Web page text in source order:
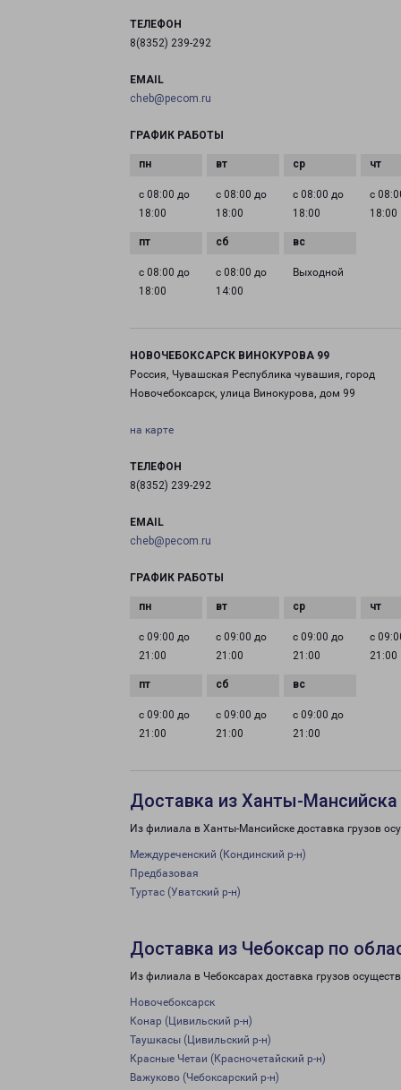
ТЕЛЕФОН
8(8352) 239-292
EMAIL
cheb@pecom.ru
ГРАФИК РАБОТЫ
с 08:00 до
18:00
с 08:00 до
18:00
с 08:00 до
18:00
с
18:00
с 08:00 до
18:00
с 08:00 до
14:00
Выходной
НОВОЧЕБОКСАРСК ВИНОКУРОВА 99
Россия, Чувашская Республика чувашия, город
Новочебоксарск, улица Винокурова, дом 99
на карте
ТЕЛЕФОН
8(8352) 239-292
EMAIL
cheb@pecom.ru
ГРАФИК РАБОТЫ
с 09:00 до
21:00
с 09:00 до
21:00
с 09:00 до
21:00
с
21:00
с 09:00 до
21:00
с 09:00 до
21:00
с 09:00 до
21:00
Доставка из Ханты-
Из филиала в Ханты-Мансийске доставка грузов
Междуреченский (Кондинский р-н)
Предбазовая
Туртас (Уватский р-н)
Доставка из Чебоксар по
Из филиала в Чебоксарах доставка грузов
Новочебоксарск
Конар (Цивильский р-н)
Таушкасы (Цивильский р-н)
Красные Четаи (Красночетайский р-н)
Важуково (Чебоксарский р-н)